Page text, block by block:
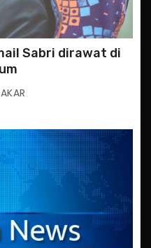
Sabri dirawat di